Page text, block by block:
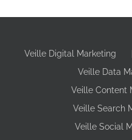
Veille Digital Marketing
Veille Data
Veille Content
Veille Search
Veille Social